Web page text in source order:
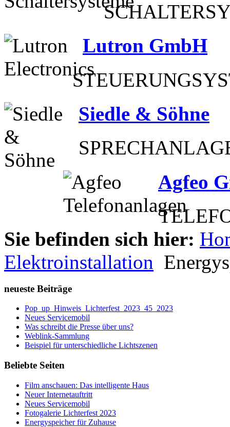
Lutron GmbH
Siedle & Söhne
Agfeo
Sie befinden sich hier:
Elektroinstallation
neueste Beiträge
Pop_up_Hinweis_Lichterfest_2023_45_2023
Neues Servicemobil
Was schreibt die Presse über uns?
Weblink-Sammlung
Beispiel für unterschiedliche Lichtszenen
Beliebte Seiten
Film anschauen: Das intelligente Haus
Neuer Internetauftritt
Neues Servicemobil
Fotogalerie Lichterfest 2023
Energyspeicher für Zuhause